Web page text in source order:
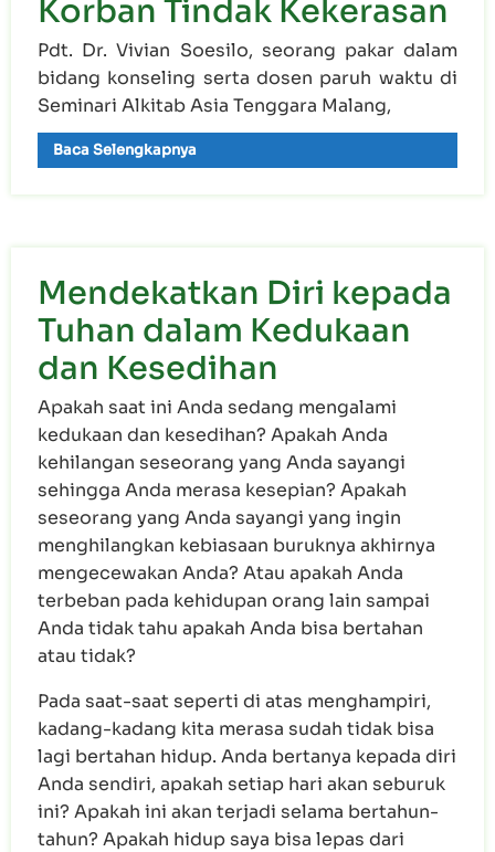
Korban Tindak Kekerasan
Pdt. Dr. Vivian Soesilo, seorang pakar dalam
bidang konseling serta dosen paruh waktu di
Seminari Alkitab Asia Tenggara Malang,
Baca Selengkapnya
Mendekatkan Diri kepada
Tuhan dalam Kedukaan
dan Kesedihan
Apakah saat ini Anda sedang mengalami
kedukaan dan kesedihan? Apakah Anda
kehilangan seseorang yang Anda sayangi
sehingga Anda merasa kesepian? Apakah
seseorang yang Anda sayangi yang ingin
menghilangkan kebiasaan buruknya akhirnya
mengecewakan Anda? Atau apakah Anda
terbeban pada kehidupan orang lain sampai
Anda tidak tahu apakah Anda bisa bertahan
atau tidak?
Pada saat-saat seperti di atas menghampiri,
kadang-kadang kita merasa sudah tidak bisa
lagi bertahan hidup. Anda bertanya kepada diri
Anda sendiri, apakah setiap hari akan seburuk
ini? Apakah ini akan terjadi selama bertahun-
tahun? Apakah hidup saya bisa lepas dari